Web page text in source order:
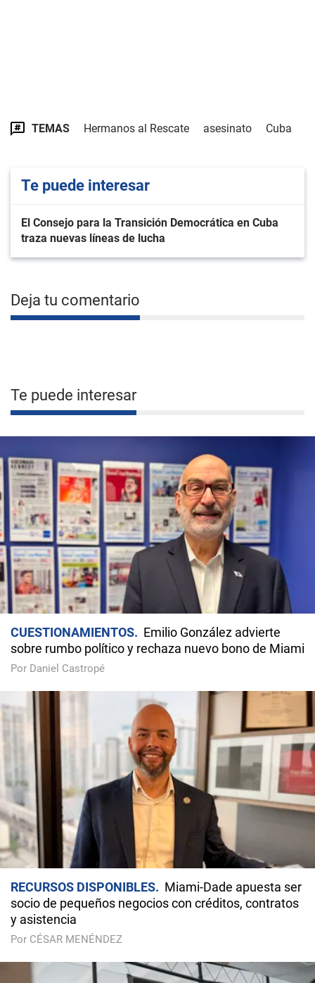
TEMAS Hermanos al Rescate asesinato Cuba
Te puede interesar
El Consejo para la Transición Democrática en Cuba
traza nuevas líneas de lucha
Deja tu comentario
Te puede interesar
CUESTIONAMIENTOS
Emilio González advierte
sobre rumbo político y rechaza nuevo bono de Miami
Por Daniel Castropé
RECURSOS DISPONIBLES
Miami-Dade apuesta ser
socio de pequeños negocios con créditos, contratos
y asistencia
Por CÉSAR MENÉNDEZ